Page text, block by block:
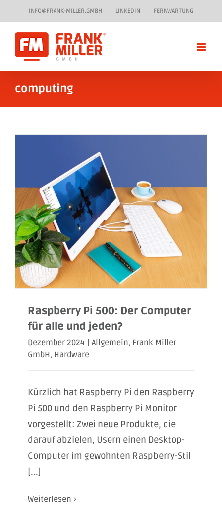
Inhalt
springen
INFO@FRANK-MILLER.GMBH LINKEDIN FERNWARTUNG
computing
Raspberry Pi 500: Der Computer
für alle und jeden?
Dezember 2024 | Allgemein, Frank Miller
GmbH, Hardware
Kürzlich hat Raspberry Pi den Raspberry
Pi 500 und den Raspberry Pi Monitor
vorgestellt: Zwei neue Produkte, die
darauf abzielen, Usern einen Desktop-
Computer im gewohnten Raspberry-Stil
[...]
Weiterlesen